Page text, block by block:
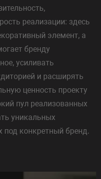
реализации: здесь
элемент, а
бренду
усиливать
и расширять
ценность проекту
пул реализованных
уникальных
под конкретный бренд.